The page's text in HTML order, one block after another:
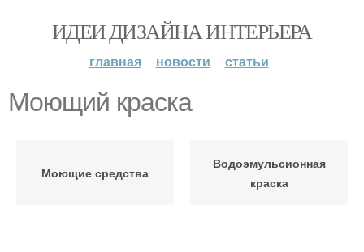
ИДЕИ ДИЗАЙНА ИНТЕРЬЕРА
главная новости статьи
Моющий краска
Моющие средства
Водоэмульсионная
краска